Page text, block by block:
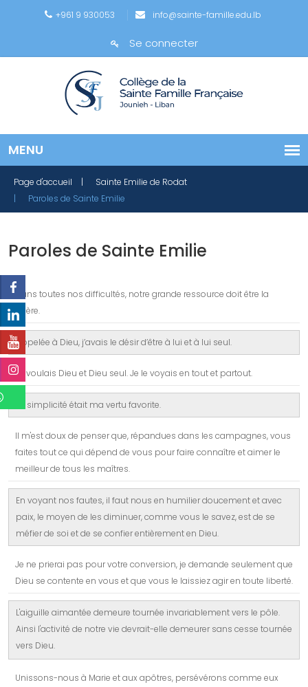
+961 9 930053 info@sainte-famille.edu.lb
Se connecter
Page d'accueil
| Sainte Emilie de Rodat
| Paroles de Sainte Emilie
Paroles de Sainte Emilie
Dans toutes nos difficultés, notre grande ressource doit être la
prière.
Appelée à Dieu, j’avais le désir d’être à lui et à lui seul.
Je voulais Dieu et Dieu seul. Je le voyais en tout et partout.
La simplicité était ma vertu favorite.
Il m'est doux de penser que, répandues dans les campagnes, vous
faites tout ce qui dépend de vous pour faire connaître et aimer le
meilleur de tous les maîtres.
En voyant nos fautes, il faut nous en humilier doucement et avec
paix, le moyen de les diminuer, comme vous le savez, est de se
méfier de soi et de se confier entièrement en Dieu.
Je ne prierai pas pour votre conversion, je demande seulement que
Dieu se contente en vous et que vous le laissiez agir en toute liberté.
L'aiguille aimantée demeure tournée invariablement vers le pôle.
Ainsi l'activité de notre vie devrait-elle demeurer sans cesse tournée
vers Dieu.
Unissons-nous à Marie et aux apôtres, persévérons comme eux